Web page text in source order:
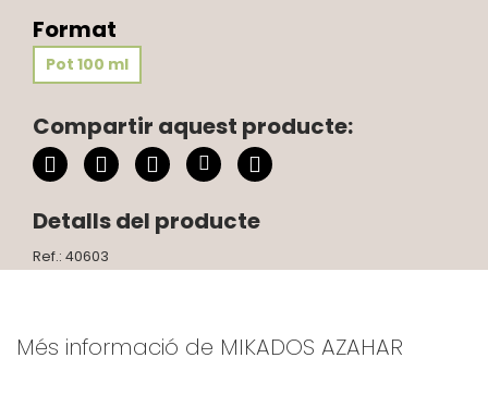
Format
Pot 100 ml
Compartir aquest producte:
Detalls del producte
Ref.: 40603
Més informació de MIKADOS AZAHAR